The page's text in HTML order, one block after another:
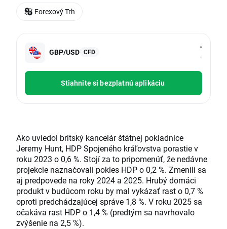
GBP/USD CFD
-
-
Stiahnite si bezplatnú aplikáciu
Ako uviedol britský kancelár štátnej pokladnice
Jeremy Hunt, HDP Spojeného kráľovstva porastie v
roku 2023 o 0,6 %. Stojí za to pripomenúť, že nedávne
projekcie naznačovali pokles HDP o 0,2 %. Zmenili sa
aj predpovede na roky 2024 a 2025. Hrubý domáci
produkt v budúcom roku by mal vykázať rast o 0,7 %
oproti predchádzajúcej správe 1,8 %. V roku 2025 sa
očakáva rast HDP o 1,4 % (predtým sa navrhovalo
zvýšenie na 2,5 %).
Forexový Trh